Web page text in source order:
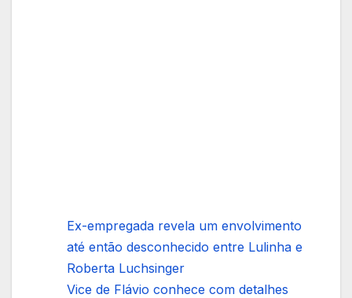
Ex-empregada revela um envolvimento
até então desconhecido entre Lulinha e
Roberta Luchsinger
Vice de Flávio conhece com detalhes